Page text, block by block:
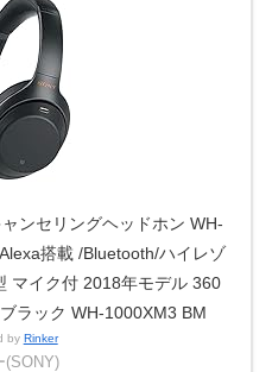
ンセリングヘッドホン WH-
搭載 /Bluetooth/ハイレゾ
マイク付 2018年モデル 360
ラック WH-1000XM3 BM
by Rinker
(SONY)